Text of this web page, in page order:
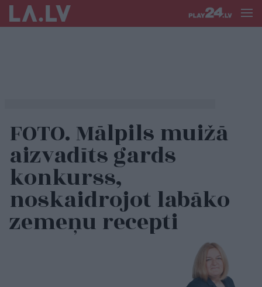
FOTO. Mālpils muižā
aizvadīts gards
konkurss,
noskaidrojot labāko
zemeņu recepti